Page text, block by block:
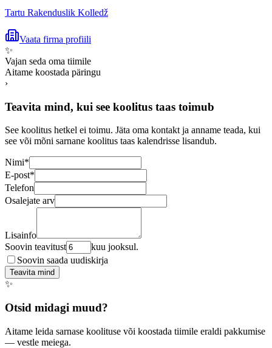
Tartu Rakenduslik Kolledž
Vaata firma profiili
✨
Vajan seda oma tiimile
Aitame koostada päringu
›
Teavita mind, kui see koolitus taas toimub
See koolitus hetkel ei toimu. Jäta oma kontakt ja anname teada, kui
see või mõni sarnane koolitus taas kalendrisse lisandub.
Nimi*
E-post*
Telefon
Osalejate arv
Lisainfo
Soovin teavitust
kuu jooksul.
Soovin saada uudiskirja
Teavita mind
✨
Otsid midagi muud?
Aitame leida sarnase koolituse või koostada tiimile eraldi pakkumise
— vestle meiega.